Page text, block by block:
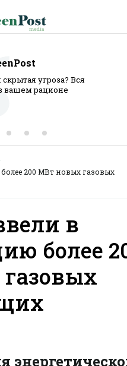
угроза? Вся
вашем рационе
200 МВт новых газовых
в
более